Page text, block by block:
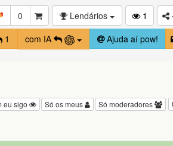
0 Lendários
1
1 com IA Ajuda aí pow!
Só moderadores
Só os meus
eu sigo